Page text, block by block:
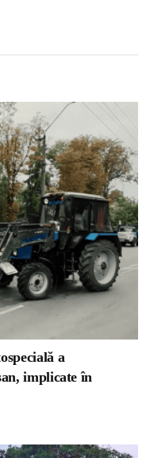
a
implicate în